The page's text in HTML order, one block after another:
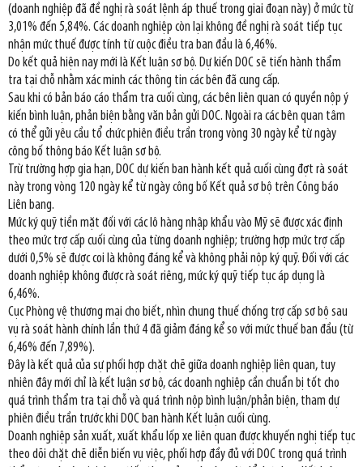
(doanh nghiệp đã đề nghị rà soát lệnh áp thuế trong giai đoạn này) ở mức từ
3,01% đến 5,84%. Các doanh nghiệp còn lại không đề nghị rà soát tiếp tục
nhận mức thuế được tính từ cuộc điều tra ban đầu là 6,46%.
Do kết quả hiện nay mới là Kết luận sơ bộ. Dự kiến DOC sẽ tiến hành thẩm
tra tại chỗ nhằm xác minh các thông tin các bên đã cung cấp.
Sau khi có bản báo cáo thẩm tra cuối cùng, các bên liên quan có quyền nộp ý
kiến bình luận, phản biện bằng văn bản gửi DOC. Ngoài ra các bên quan tâm
có thể gửi yêu cầu tổ chức phiên điều trần trong vòng 30 ngày kể từ ngày
công bố thông báo Kết luận sơ bộ.
Trừ trường hợp gia hạn, DOC dự kiến ban hành kết quả cuối cùng đợt rà soát
này trong vòng 120 ngày kể từ ngày công bố Kết quả sơ bộ trên Công báo
Liên bang.
Mức ký quỹ tiền mặt đối với các lô hàng nhập khẩu vào Mỹ sẽ được xác định
theo mức trợ cấp cuối cùng của từng doanh nghiệp; trường hợp mức trợ cấp
dưới 0,5% sẽ được coi là không đáng kể và không phải nộp ký quỹ. Đối với các
doanh nghiệp không được rà soát riêng, mức ký quỹ tiếp tục áp dụng là
6,46%.
Cục Phòng vệ thương mại cho biết, nhìn chung thuế chống trợ cấp sơ bộ sau
vụ rà soát hành chính lần thứ 4 đã giảm đáng kể so với mức thuế ban đầu (từ
6,46% đến 7,89%).
Đây là kết quả của sự phối hợp chặt chẽ giữa doanh nghiệp liên quan, tuy
nhiên đây mới chỉ là kết luận sơ bộ, các doanh nghiệp cần chuẩn bị tốt cho
quá trình thẩm tra tại chỗ và quá trình nộp bình luận/phản biện, tham dự
phiên điều trần trước khi DOC ban hành Kết luận cuối cùng.
Doanh nghiệp sản xuất, xuất khẩu lốp xe liên quan được khuyến nghị tiếp tục
theo dõi chặt chẽ diễn biến vụ việc, phối hợp đầy đủ với DOC trong quá trình